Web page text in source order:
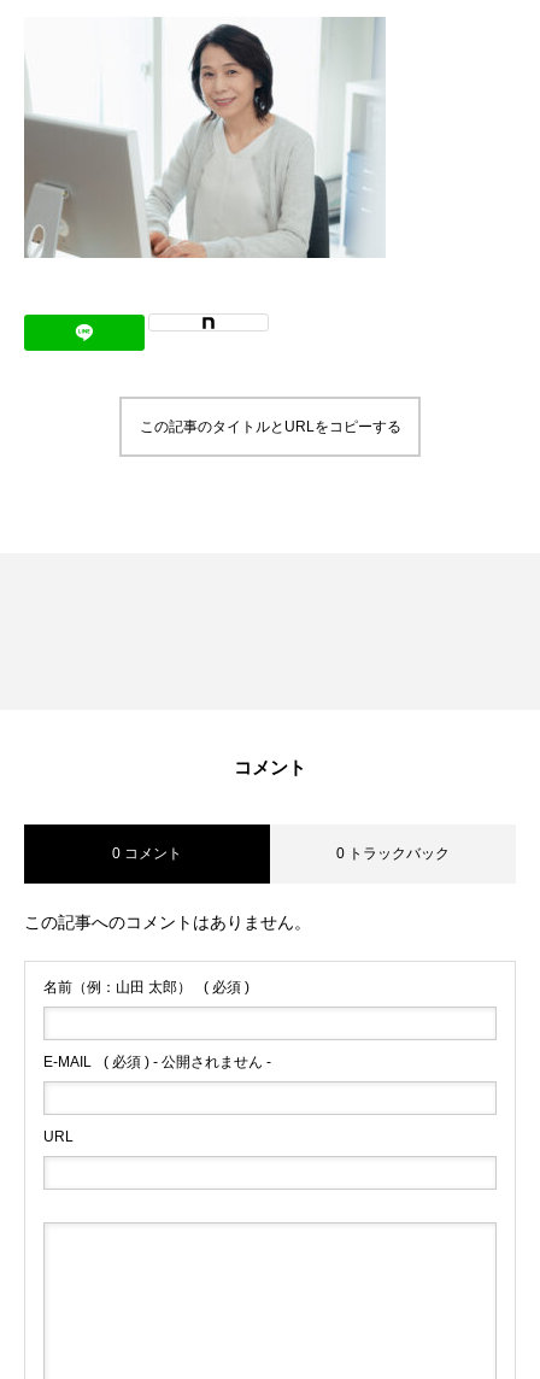
BUSINESS
インタビュー
SDGs取り組み
個人情報保護方針
この記事のタイトルとURLをコピーする
コメント
0 コメント 0 トラックバック
この記事へのコメントはありません。
名前（例：山田 太郎） ( 必須 )
E-MAIL ( 必須 ) - 公開されません -
URL